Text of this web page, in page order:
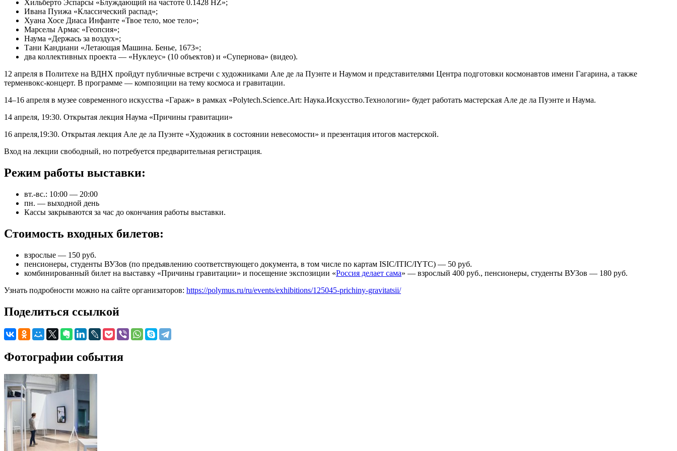
Хильберто Эспарсы «Блуждающий на частоте 0.1428 HZ»;
Ивана Пуижа «Классический распад»;
Хуана Хосе Диаса Инфанте «Твое тело, мое тело»;
Марселы Армас «Геопсия»;
Наума «Держась за воздух»;
Тани Кандиани «Летающая Машина. Бенье, 1673»;
два коллективных проекта — «Нуклеус» (10 объектов) и «Супернова» (видео).
12 апреля в Политехе на ВДНХ пройдут публичные встречи с художниками Але де ла Пуэнте и Наумом и представителями Центра подготовки космонавтов имени Гагарина, а также
терменвокс-концерт. В программе — композиции на тему космоса и гравитации.
14–16 апреля в музее современного искусства «Гараж» в рамках «Polytech.Science.Art: Наука.Искусство.Технологии» будет работать мастерская Але де ла Пуэнте и Наума.
14 апреля, 19:30. Открытая лекция Наума «Причины гравитации»
16 апреля,19:30. Открытая лекция Але де ла Пуэнте «Художник в состоянии невесомости» и презентация итогов мастерской.
Вход на лекции свободный, но потребуется предварительная регистрация.
Режим работы выставки:
вт.-вс.: 10:00 — 20:00
пн. — выходной день
Кассы закрываются за час до окончания работы выставки.
Стоимость входных билетов:
взрослые — 150 руб.
пенсионеры, студенты ВУЗов (по предъявлению соответствующего документа, в том числе по картам ISIC/ITIC/IYTC) — 50 руб.
комбинированный билет на выставку «Причины гравитации» и посещение экспозиции «Россия делает сама» — взрослый 400 руб., пенсионеры, студенты ВУЗов — 180 руб.
Узнать подробности можно на сайте организаторов: https://polymus.ru/ru/events/exhibitions/125045-prichiny-gravitatsii/
Поделиться ссылкой
Фотографии события